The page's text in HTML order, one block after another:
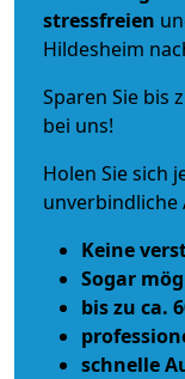
stressfreien
Hildesheim
Sparen Sie bis
bei uns!
Holen Sie sich
unverbindliche
Keine
Sogar
bis zu ca.
schnelle